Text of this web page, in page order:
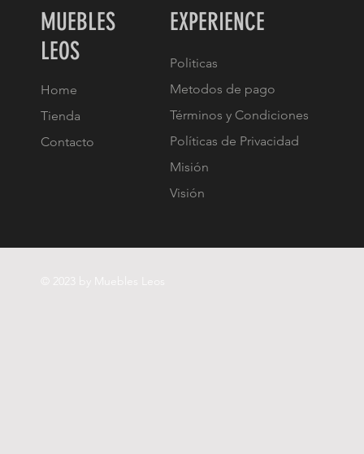
MUEBLES
LEOS
Home
Tienda
Contacto
EXPERIENCE
Politicas
Metodos de pago
Términos y Condiciones
Políticas de Privacidad
Misión
Visión
© 2023 by Muebles Leos